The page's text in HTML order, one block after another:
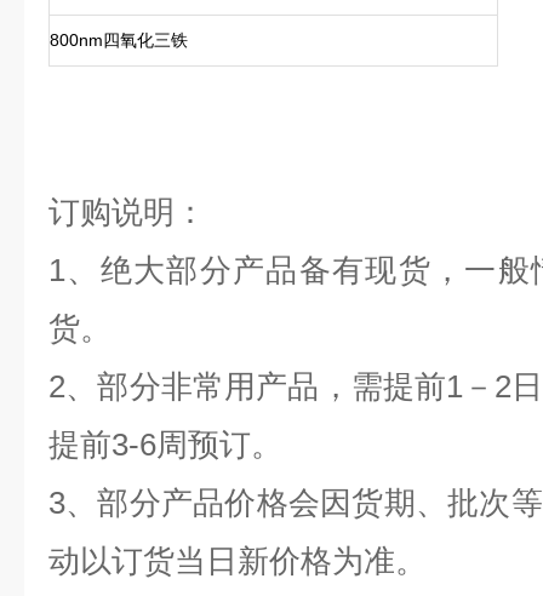
800nm四氧化三铁
订购说明：
1、绝大部分产品备有现货，一
货。
2、部分非常用产品，需提前1 － 2
提前3-6周预订。
3、部分产品价格会因货期、批次
动以订货当日新价格为准。